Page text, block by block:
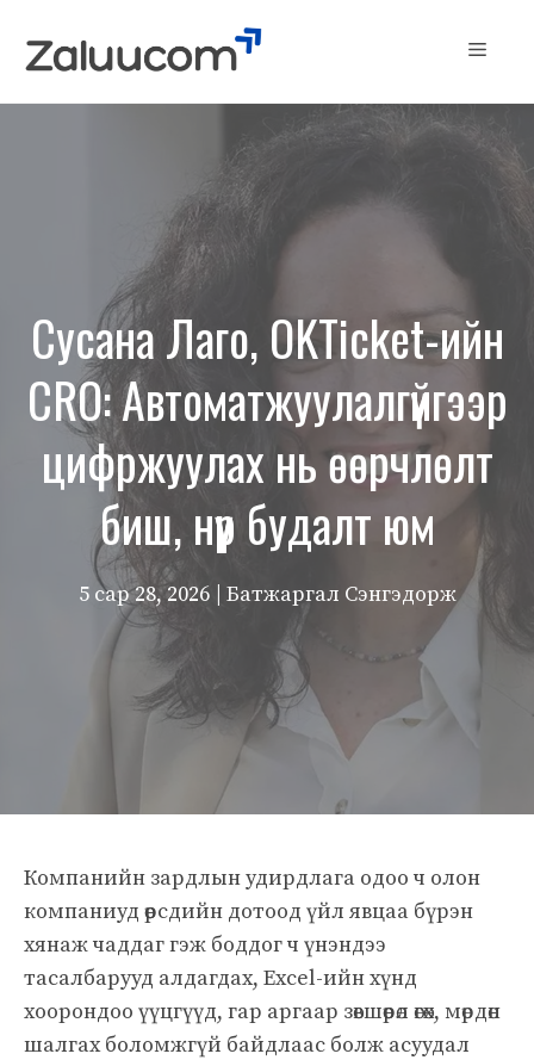
Menu
Сусана Лаго, OKTicket-ийн
CRO: Автоматжуулалгүйгээр
цифржуулах нь өөрчлөлт
биш, нүүр будалт юм
5 сар 28, 2026 | Батжаргал Сэнгэдорж
Компанийн зардлын удирдлага одоо ч олон
компаниуд өөрсдийн дотоод үйл явцаа бүрэн
хянаж чаддаг гэж боддог ч үнэндээ
тасалбарууд алдагдах, Excel-ийн хүнд
хоорондоо үүцгүүд, гар аргаар зөвшөөрөл өгөх, мөрдөн
шалгах боломжгүй байдлаас болж асуудал